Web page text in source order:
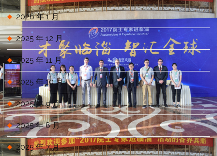
2026 年 1 月
2025 年 12 月
2025 年 11 月
2025 年 10 月
2025 年 9 月
2025 年 8 月
2025 年 7 月